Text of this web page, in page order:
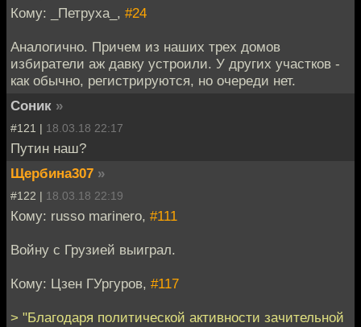
Кому: _Петруха_, #24
Аналогично. Причем из наших трех домов
избиратели аж давку устроили. У других участков -
как обычно, регистрируются, но очереди нет.
Соник »
#121 | 18.03.18 22:17
Путин наш?
Щербина307 »
#122 | 18.03.18 22:19
Кому: russo marinero, #111
Войну с Грузией выиграл.
Кому: Цзен ГУргуров, #117
> "Благодаря политической активности зачительной